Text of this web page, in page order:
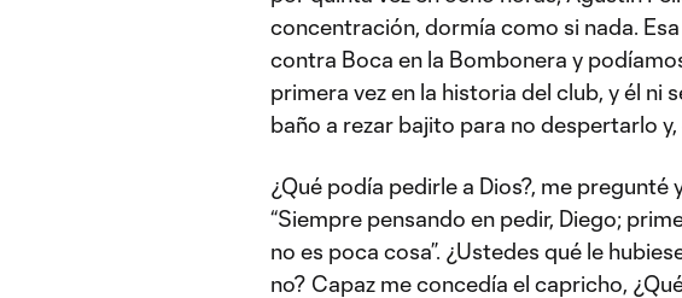
concentración, dormía como si nada.
contra Boca en la Bombonera y
primera vez en la historia del club, y él ni
baño a rezar bajito para no despertarlo
¿Qué podía pedirle a Dios?, me pregunté
“Siempre pensando en pedir, Diego;
no es poca cosa”. ¿Ustedes qué le
no? Capaz me concedía el capricho,